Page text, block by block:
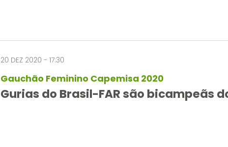
20 DEZ 2020 - 17:30
Gauchão Feminino Capemisa 2020
Gurias do Brasil-FAR são bicampeãs